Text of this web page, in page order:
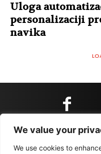
We value your
We use cookies to
Uloga
personalizaciji
navika